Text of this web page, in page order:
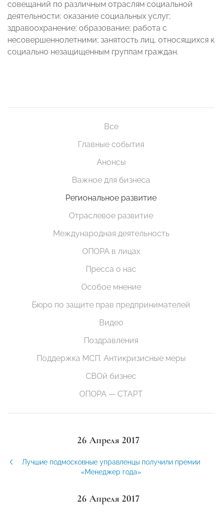
совещаний по различным отраслям социальной
деятельности: оказание социальных услуг;
здравоохранение; образование; работа с
несовершеннолетними; занятость лиц, относящихся к
социально незащищенным группам граждан.
Все
Главные события
Анонсы
Важное для бизнеса
Региональное развитие
Отраслевое развитие
Международная деятельность
ОПОРА в лицах
Пресса о нас
Особое мнение
Бюро по защите прав предпринимателей
Видео
Поздравления
Поддержка МСП. Антикризисные меры
СВОй бизнес
ОПОРА — СТАРТ
26 Апреля 2017
Лучшие подмосковные управленцы получили премии
«Менеджер года»
26 Апреля 2017